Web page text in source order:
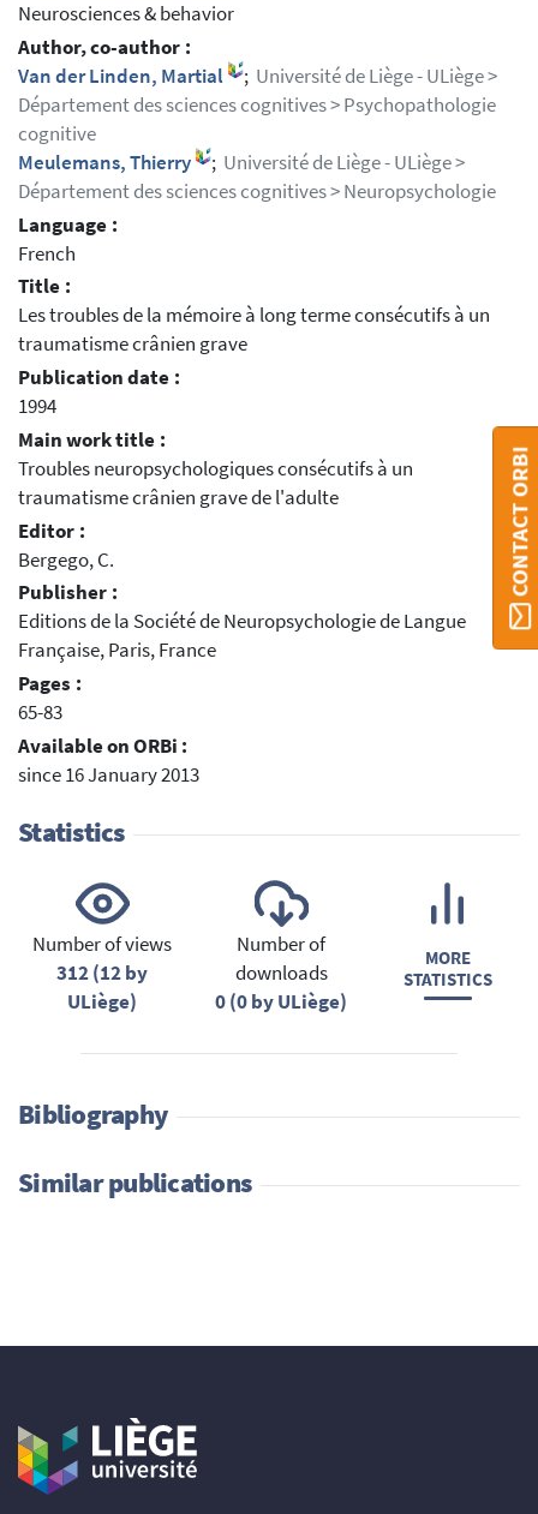
Neurosciences & behavior
Author, co-author :
Van der Linden, Martial
; Université de Liège - ULiège >
Département des sciences cognitives > Psychopathologie
cognitive
Meulemans, Thierry
; Université de Liège - ULiège >
Département des sciences cognitives > Neuropsychologie
Language :
French
Title :
Les troubles de la mémoire à long terme consécutifs à un
traumatisme crânien grave
Publication date :
1994
Main work title :
Troubles neuropsychologiques consécutifs à un
traumatisme crânien grave de l'adulte
Editor :
Bergego, C.
Publisher :
Editions de la Société de Neuropsychologie de Langue
Française, Paris, France
Pages :
65-83
Available on ORBi :
since 16 January 2013
Statistics
Number of views
312 (12 by
ULiège)
Number of
downloads
0 (0 by ULiège)
MORE
STATISTICS
Bibliography
Similar publications
CONTACT ORBI